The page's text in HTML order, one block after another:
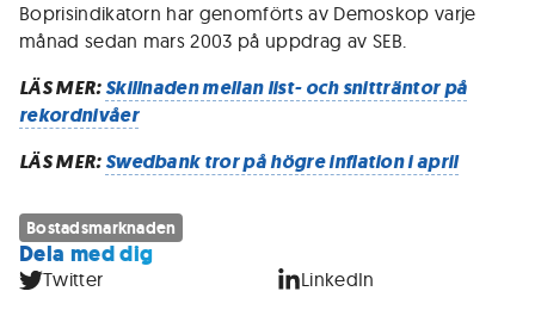
Boprisindikatorn har genomförts av Demoskop varje
månad sedan mars 2003 på uppdrag av SEB.
LÄS MER:Skillnaden mellan list- och snitträntor på
rekordnivåer
LÄS MER:Swedbank tror på högre inflation i april
Bostadsmarknaden
Dela med dig
Twitter LinkedIn